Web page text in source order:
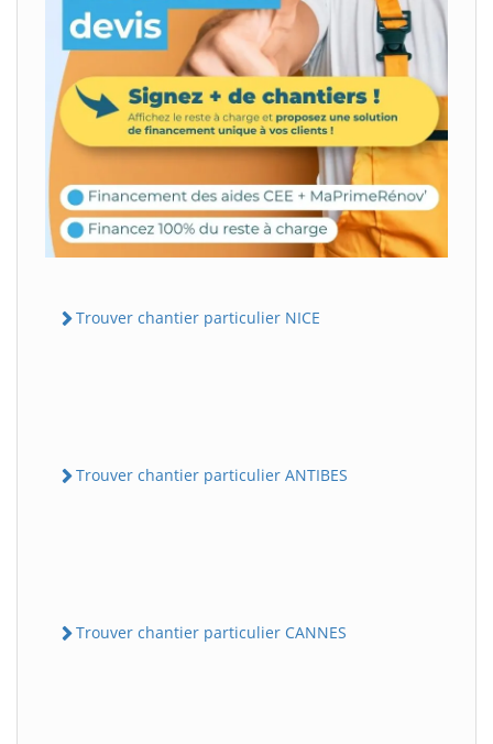
Trouver chantier particulier NICE
Trouver chantier particulier ANTIBES
Trouver chantier particulier CANNES